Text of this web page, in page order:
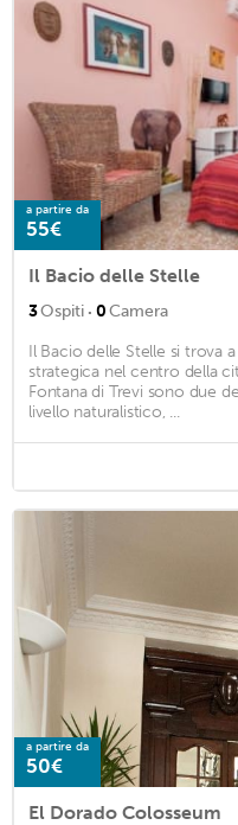
a partire da
55€
Il Bacio delle Stelle
3Ospiti · 0Camera
Il Bacio delle Stelle si trova
strategica nel centro della
Fontana di Trevi sono due
livello naturalistico, ...
a partire da
50€
El Dorado Colosseum